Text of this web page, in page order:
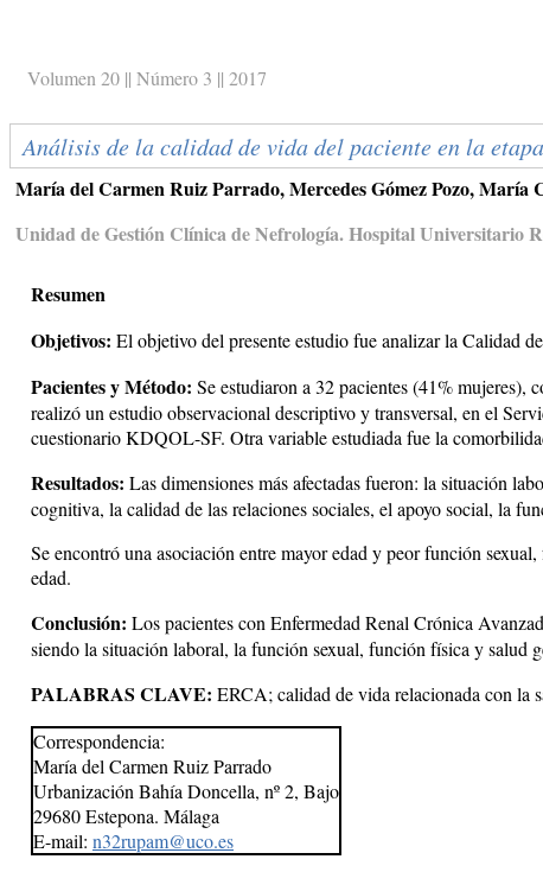
Volumen 20 || Número 3 || 2017
Análisis de la calidad de vida del paciente en la
María del Carmen Ruiz Parrado, Mercedes Gómez Pozo,
Unidad de Gestión Clínica de Nefrología. Hospital Universitario
Resumen
Objetivos: El objetivo del presente estudio fue analizar la Calidad
Pacientes y Método: Se estudiaron a 32 pacientes (41%
realizó un estudio observacional descriptivo y transversal, en el
cuestionario KDQOL-SF. Otra variable estudiada fue la
Resultados: Las dimensiones más afectadas fueron: la situación
cognitiva, la calidad de las relaciones sociales, el apoyo social, la
Se encontró una asociación entre mayor edad y peor función
edad.
Conclusión: Los pacientes con Enfermedad Renal Crónica
siendo la situación laboral, la función sexual, función física y salud
PALABRAS CLAVE: ERCA; calidad de vida relacionada con la
Correspondencia:
María del Carmen Ruiz Parrado
Urbanización Bahía Doncella, nº 2, Bajo
29680 Estepona. Málaga
E-mail: n32rupam@uco.es